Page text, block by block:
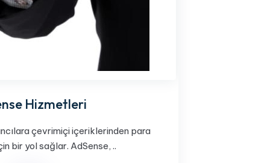
Hizmetleri
çevrimiçi içeriklerinden para
bir yol sağlar. AdSense, ..